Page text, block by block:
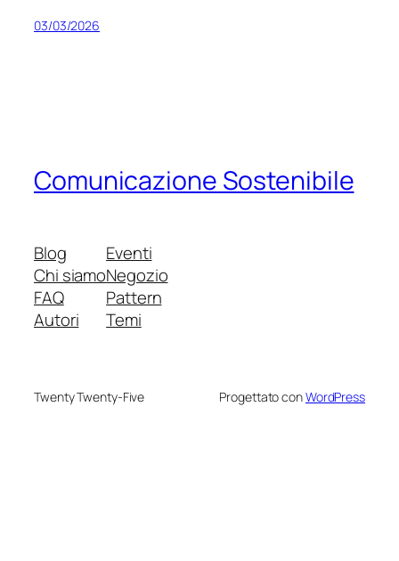
03/03/2026
Comunicazione Sostenibile
Blog
Chi siamo
FAQ
Autori
Eventi
Negozio
Pattern
Temi
Twenty Twenty-Five Progettato conWordPress